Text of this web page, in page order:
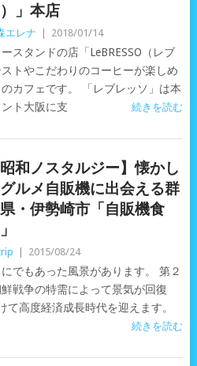
」本店
エレナ 2018/01/14
スタンドの店「LeBRESSO（レブ
トやこだわりのコーヒーが楽しめ
カフェです。 「レブレッソ」は本
ト大阪に支
続きを読む
昭和ノスタルジー】懐かし
ルメ自販機に出会える群
・伊勢崎市「自販機食
2015/08/24
でもあった風景があります。 第２
戦争の特需によって景気が回復
高度経済成長時代を迎えます。
続きを読む